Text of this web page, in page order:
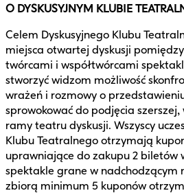
O DYSKUSYJNYM KLUBIE
Celem Dyskusyjnego Klubu
miejsca otwartej dyskusji
twórcami i współtwórcami
stworzyć widzom możliwość
wrażeń i rozmowy o
sprowokować do podjęcia
ramy teatru dyskusji. Wszyscy
Klubu Teatralnego otrzymają
uprawniające do zakupu 2 biletów
spektakle grane w nadchodzącym
zbiorą minimum 5 kuponów